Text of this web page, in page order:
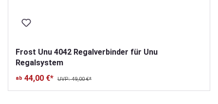
Frost Unu 4042 Regalverbinder für Unu
Regalsystem
ab 44,00 €* UVP: 49,00 €*